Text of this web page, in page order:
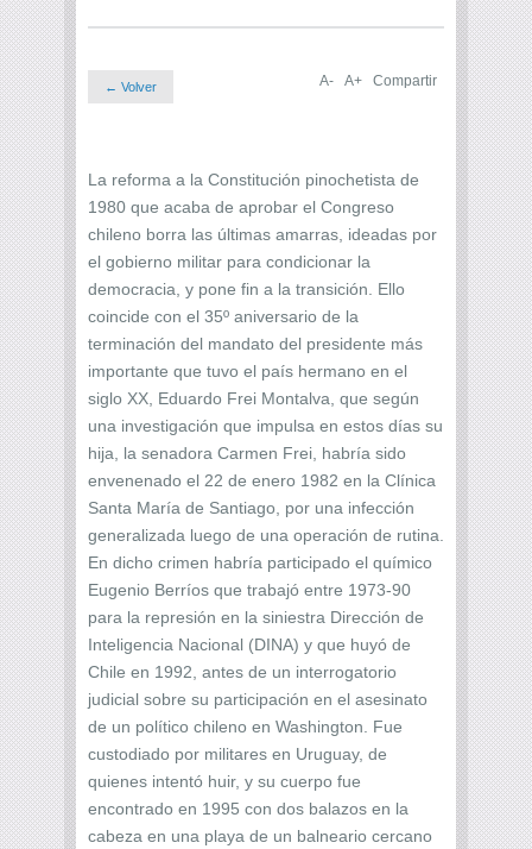
← Volver A- A+ Compartir
La reforma a la Constitución pinochetista de
1980 que acaba de aprobar el Congreso
chileno borra las últimas amarras, ideadas por
el gobierno militar para condicionar la
democracia, y pone fin a la transición. Ello
coincide con el 35º aniversario de la
terminación del mandato del presidente más
importante que tuvo el país hermano en el
siglo XX, Eduardo Frei Montalva, que según
una investigación que impulsa en estos días su
hija, la senadora Carmen Frei, habría sido
envenenado el 22 de enero 1982 en la Clínica
Santa María de Santiago, por una infección
generalizada luego de una operación de rutina.
En dicho crimen habría participado el químico
Eugenio Berríos que trabajó entre 1973-90
para la represión en la siniestra Dirección de
Inteligencia Nacional (DINA) y que huyó de
Chile en 1992, antes de un interrogatorio
judicial sobre su participación en el asesinato
de un político chileno en Washington. Fue
custodiado por militares en Uruguay, de
quienes intentó huir, y su cuerpo fue
encontrado en 1995 con dos balazos en la
cabeza en una playa de un balneario cercano